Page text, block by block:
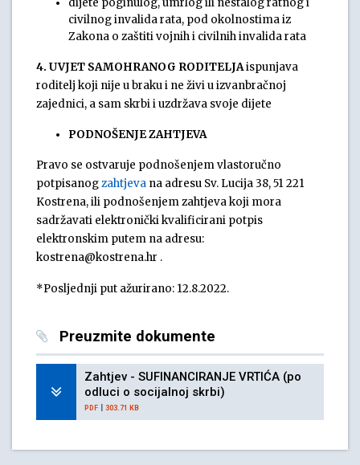
dijete poginulog, umrlog ili nestalog ratnog i
civilnog invalida rata, pod okolnostima iz
Zakona o zaštiti vojnih i civilnih invalida rata
4. UVJET SAMOHRANOG RODITELJAispunjava
roditelj koji nije u braku i ne živi u izvanbračnoj
zajednici, a sam skrbi i uzdržava svoje dijete
PODNOŠENJE ZAHTJEVA
Pravo se ostvaruje podnošenjem vlastoručno
potpisanogzahtjeva na adresu Sv. Lucija 38, 51 221
Kostrena, ili podnošenjem zahtjeva koji mora
sadržavati elektronički kvalificirani potpis
elektronskim putem na adresu:
kostrena@kostrena.hr .
*Posljednji put ažurirano: 12.8.2022.
Preuzmite dokumente
Zahtjev - SUFINANCIRANJE VRTIĆA (po
odluci o socijalnoj skrbi)
PDF | 303.71 KB